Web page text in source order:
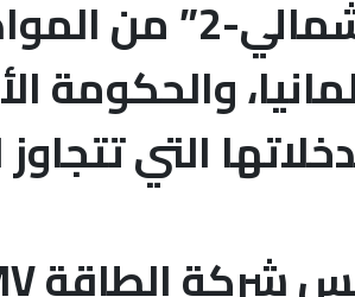
الشمالي-2”
والحكومة
التي